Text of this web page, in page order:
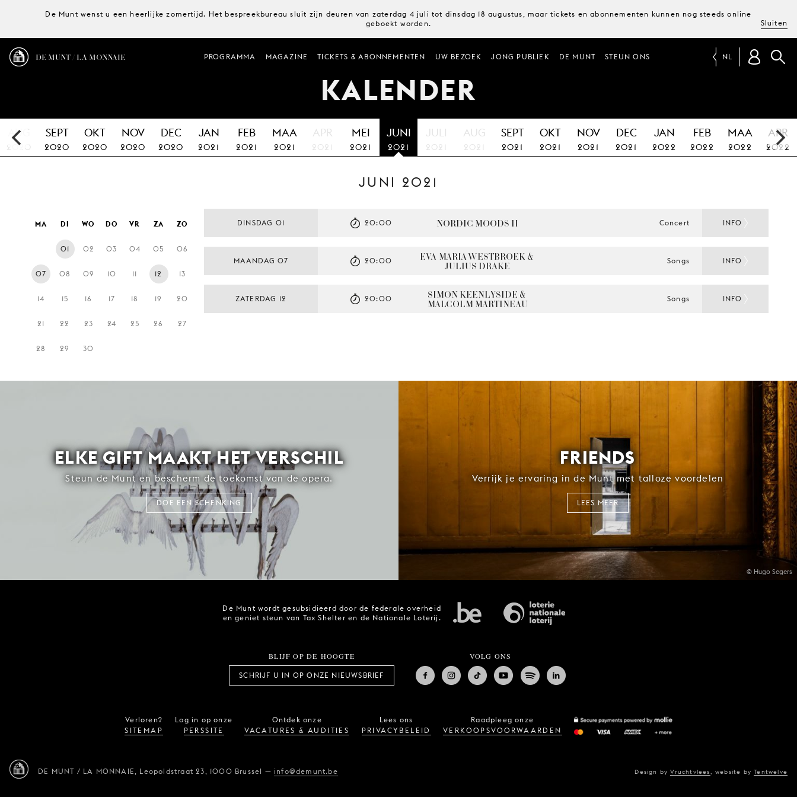
De Munt wenst u een heerlijke zomertijd. Het bespreekbureau sluit zijn deuren van zaterdag 4 juli tot dinsdag 18 augustus, maar tickets en abonnementen kunnen nog steeds online
geboekt worden.
Sluiten
DE MUNT / LA MONNAIE PROGRAMMA MAGAZINE TICKETS & ABONNEMENTEN UW BEZOEK JONG PUBLIEK DE MUNT STEUN ONS NL
KALENDER
AUG
2020
SEPT
2020
OKT
2020
NOV
2020
DEC
2020
JAN
2021
FEB
2021
MAA
2021
APR
2021
MEI
2021
JUNI
2021
JULI
2021
AUG
2021
SEPT
2021
OKT
2021
NOV
2021
DEC
2021
JAN
2022
FEB
2022
MAA
2022
APR
2022
JUNI 2021
MA DI WO DO VR ZA ZO
01 02 03 04 05 06
07 08 09 10 11 12 13
14 15 16 17 18 19 20
21 22 23 24 25 26 27
28 29 30
DINSDAG 01 NORDIC MOODS II
20:00 Concert INFO
MAANDAG 07 EVA-MARIA WESTBROEK &
JULIUS DRAKE
20:00 Songs INFO
ZATERDAG 12 SIMON KEENLYSIDE &
MALCOLM MARTINEAU
20:00 Songs INFO
ELKE GIFT MAAKT HET VERSCHIL
Steun de Munt en bescherm de toekomst van de opera.
DOE EEN SCHENKING
© Hugo Segers
FRIENDS
Verrijk je ervaring in de Munt met talloze voordelen
LEES MEER
De Munt wordt gesubsidieerd door de federale overheid
en geniet steun van Tax Shelter en de Nationale Loterij.
BLIJF OP DE HOOGTE
SCHRIJF U IN OP ONZE NIEUWSBRIEF
VOLG ONS
Verloren?
SITEMAP
Log in op onze
PERSSITE
Ontdek onze
VACATURES & AUDITIES
Lees ons
PRIVACYBELEID
Raadpleeg onze
VERKOOPSVOORWAARDEN
DE MUNT / LA MONNAIE, Leopoldstraat 23, 1000 Brussel —info@demunt.be Design byVruchtvlees website byTentwelve